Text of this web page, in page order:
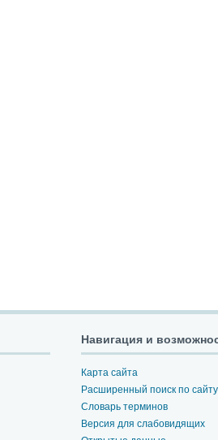
Навигация и
Карта сайта
Расширенный поиск по сайту
Словарь терминов
Версия для слабовидящих